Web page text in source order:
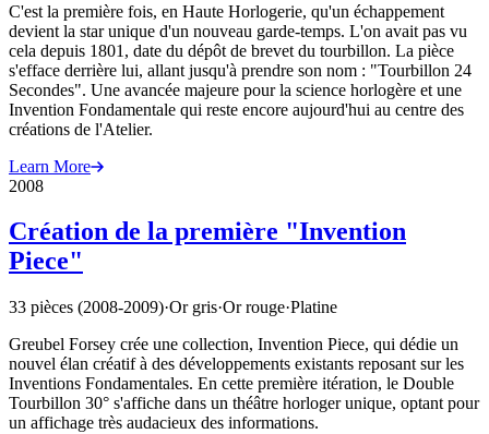
C'est la première fois, en Haute Horlogerie, qu'un échappement
devient la star unique d'un nouveau garde-temps. L'on avait pas vu
cela depuis 1801, date du dépôt de brevet du tourbillon. La pièce
s'efface derrière lui, allant jusqu'à prendre son nom : "Tourbillon 24
Secondes". Une avancée majeure pour la science horlogère et une
Invention Fondamentale qui reste encore aujourd'hui au centre des
créations de l'Atelier.
Learn More
2008
Création de la première "Invention
Piece"
33 pièces (2008-2009)·Or gris·Or rouge·Platine
Greubel Forsey crée une collection, Invention Piece, qui dédie un
nouvel élan créatif à des développements existants reposant sur les
Inventions Fondamentales. En cette première itération, le Double
Tourbillon 30° s'affiche dans un théâtre horloger unique, optant pour
un affichage très audacieux des informations.